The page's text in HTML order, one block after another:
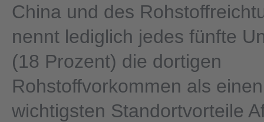
China und des
nennt lediglich jedes fünfte
(18 Prozent) die dortigen
Rohstoffvorkommen als
wichtigsten Standortvorteile